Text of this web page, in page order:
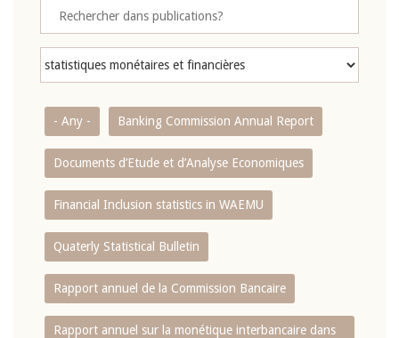
- Any - Banking Commission Annual Report
Documents d’Etude et d’Analyse Economiques
Financial Inclusion statistics in WAEMU
Quaterly Statistical Bulletin
Rapport annuel de la Commission Bancaire
Rapport annuel sur la monétique interbancaire dans